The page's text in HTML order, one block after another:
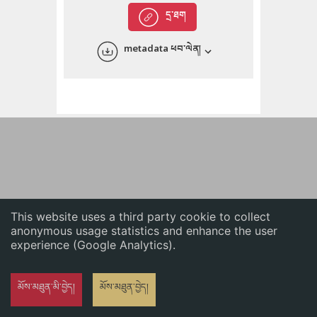
This website uses a third party cookie to collect
anonymous usage statistics and enhance the user
experience (Google Analytics).
མོས་མཐུན་མི་བྱེད། མོས་མཐུན་བྱེད།
English
དྲ་ཐག
metadata ཕབ་ལེན།